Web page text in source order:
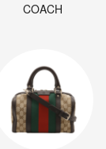
COACH